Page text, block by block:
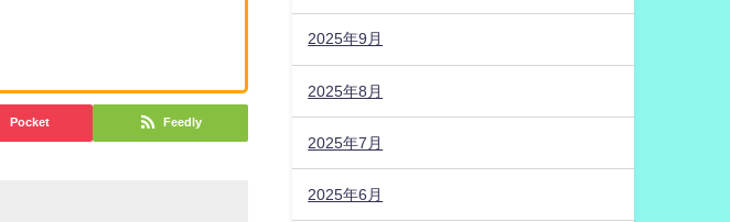
Pocket Feedly
2025年9月
2025年8月
2025年7月
2025年6月